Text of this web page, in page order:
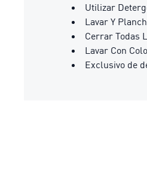
Utilizar
Lavar Y
Cerrar Todas
Lavar Con
Exclusivo de